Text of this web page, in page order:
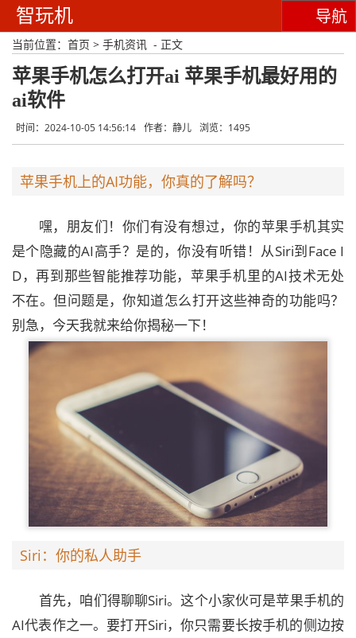
智玩机 导航
当前位置： 首页 > 手机资讯 - 正文
苹果手机怎么打开ai 苹果手机最好用的
ai软件
时间：2024-10-05 14:56:14 作者：静儿 浏览：1495
苹果手机上的AI功能，你真的了解吗？
嘿，朋友们！你们有没有想过，你的苹果手机其实
是个隐藏的AI高手？是的，你没有听错！从Siri到Face I
D，再到那些智能推荐功能，苹果手机里的AI技术无处
不在。但问题是，你知道怎么打开这些神奇的功能吗？
别急，今天我就来给你揭秘一下！
Siri：你的私人助手
首先，咱们得聊聊Siri。这个小家伙可是苹果手机的
AI代表作之一。要打开Siri，你只需要长按手机的侧边按